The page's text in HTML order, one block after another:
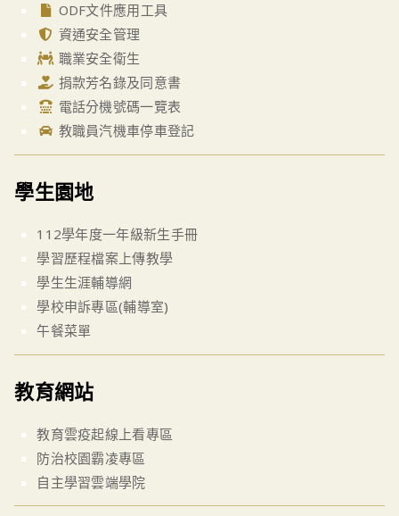
ODF文件應用工具
資通安全管理
職業安全衛生
捐款芳名錄及同意書
電話分機號碼一覽表
教職員汽機車停車登記
學生園地
112學年度一年級新生手冊
學習歷程檔案上傳教學
學生生涯輔導網
學校申訴專區(輔導室)
午餐菜單
教育網站
教育雲疫起線上看專區
防治校園霸凌專區
自主學習雲端學院